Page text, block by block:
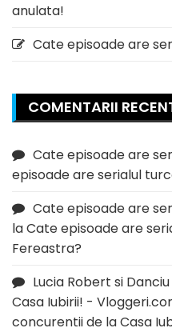
anulata!
Cate episoade are
COMENTARII
Cate episoade are
episoade are serialul
Cate episoade are
laCate episoade are
Fereastra?
Lucia Robert si
Casa Iubirii! -
concurentii de la Casa